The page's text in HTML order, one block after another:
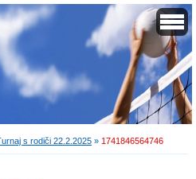
s rodiči 22.2.2025 » 1741846564746